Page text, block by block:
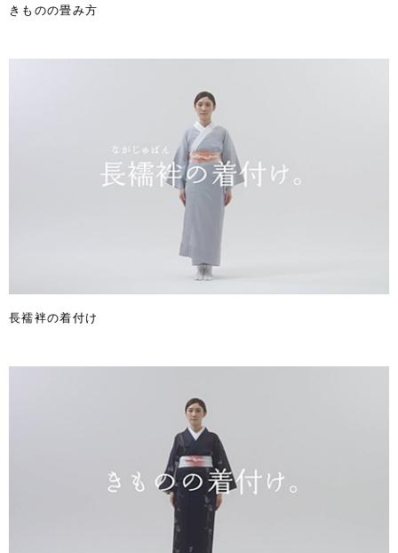
きものの畳み方
長襦袢の着付け